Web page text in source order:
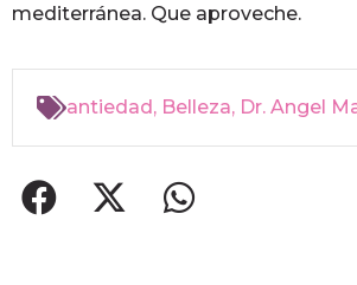
mediterránea. Que aproveche.
antiedad , Belleza, Dr. Angel